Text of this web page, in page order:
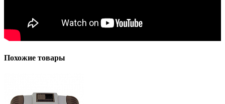
Похожие товары